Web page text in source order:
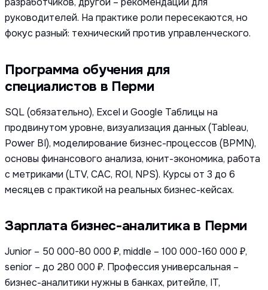
руководителей. На практике роли пересекаются, но
фокус разный: технический против управленческого.
Программа обучения для
специалистов в Перми
SQL (обязательно), Excel и Google Таблицы на
продвинутом уровне, визуализация данных (Tableau,
Power BI), моделирование бизнес-процессов (BPMN),
основы финансового анализа, юнит-экономика, работа
с метриками (LTV, CAC, ROI, NPS). Курсы от 3 до 6
месяцев с практикой на реальных бизнес-кейсах.
Зарплата бизнес-аналитика в Перми
Junior – 50 000-80 000 ₽, middle – 100 000-160 000 ₽,
senior – до 280 000 ₽. Профессия универсальная –
бизнес-аналитики нужны в банках, ритейле, IT,